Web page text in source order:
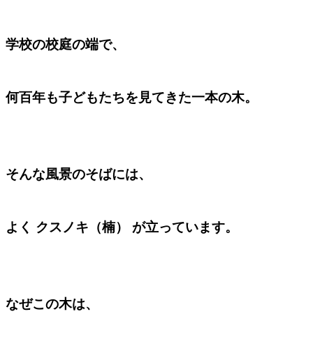
学校の校庭の端で、
何百年も子どもたちを見てきた一本の木。
そんな風景のそばには、
よく クスノキ（楠） が立っています。
なぜこの木は、